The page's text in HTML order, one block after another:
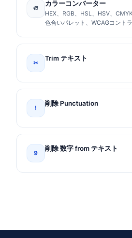
🎨
カラーコンバーター
HEX、RGB、HSL、HSV、
色合いパレット、WCAGコント
✂
Trim テキスト
!
削除 Punctuation
9
削除 数字 from テキスト